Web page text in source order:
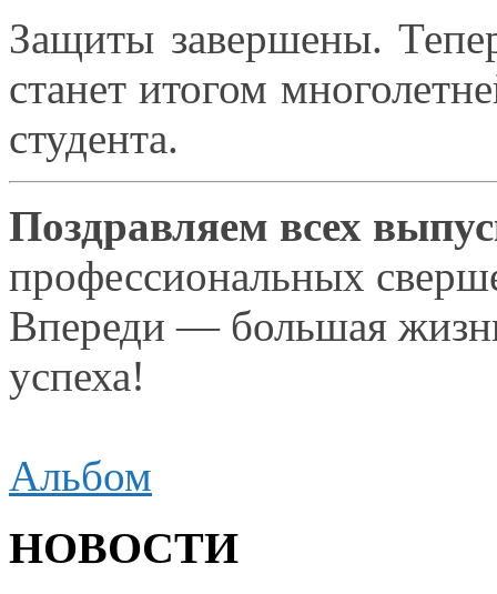
Защиты завершены.
станет итогом
студента.
Поздравляем всех
профессиональных
Впереди — большая
успеха!
Альбом
НОВОСТИ